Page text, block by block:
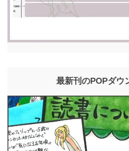
最新刊のPOPダウ